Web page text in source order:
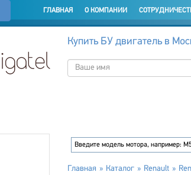
ГЛАВНАЯ О КОМПАНИИ
Купить БУ двигатель в
Главная Каталог Renault